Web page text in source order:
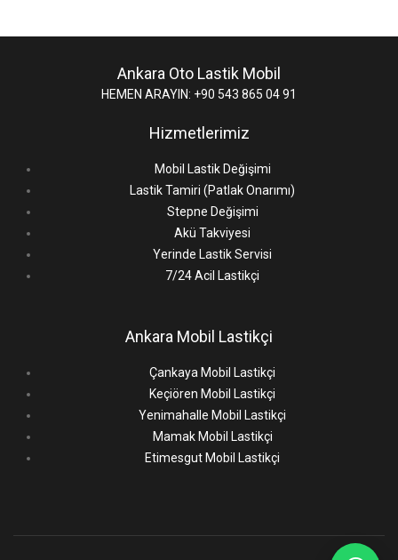
Ankara Oto Lastik Mobil
HEMEN ARAYIN: +90 543 865 04 91
Hizmetlerimiz
Mobil Lastik Değişimi
Lastik Tamiri (Patlak Onarımı)
Stepne Değişimi
Akü Takviyesi
Yerinde Lastik Servisi
7/24 Acil Lastikçi
Ankara Mobil Lastikçi
Çankaya Mobil Lastikçi
Keçiören Mobil Lastikçi
Yenimahalle Mobil Lastikçi
Mamak Mobil Lastikçi
Etimesgut Mobil Lastikçi